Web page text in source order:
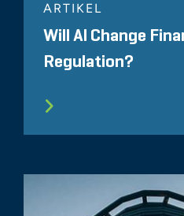
ARTIKEL
Will AI Change
Regulation?